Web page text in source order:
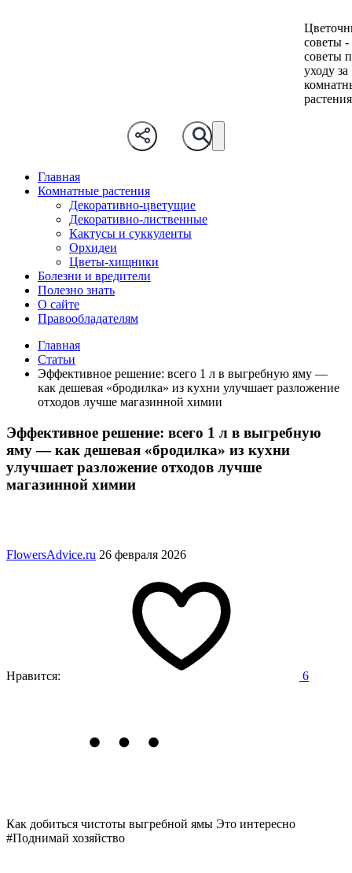
советы -
советы
уходу за
Главная
Комнатные растения
Декоративно-цветущие
Декоративно-лиственные
Кактусы и суккуленты
Орхидеи
Цветы-хищники
Болезни и вредители
Полезно знать
О сайте
Правообладателям
Главная
Статьи
Эффективное решение: всего 1 л в выгребную яму —
как дешевая «бродилка» из кухни улучшает разложение
отходов лучше магазинной химии
Эффективное решение: всего 1 л в выгребную
яму — как дешевая «бродилка» из кухни
улучшает разложение отходов лучше
магазинной химии
FlowersAdvice.ru 26 февраля 2026
Нравится: 6
Как добиться чистоты выгребной ямы Это интересно
#Поднимай хозяйство